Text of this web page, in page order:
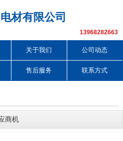
材有限公司
13968282663
关于我们 公司动态
售后服务 联系方式
商机